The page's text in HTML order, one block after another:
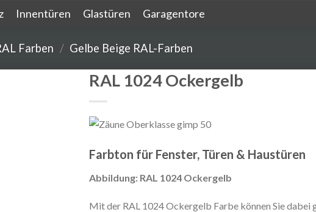
Innentüren Glastüren Garagentore
Farben / Gelbe Beige RAL-Farben
RAL 1024 Ockergelb
Farbton für Fenster, Türen & Haustüren
Abbildung: RAL 1024 Ockergelb
Mit der RAL 1024 Ockergelb Farbe können Sie dabei